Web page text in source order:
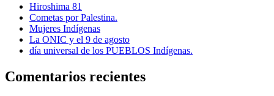
Hiroshima 81
Cometas por Palestina.
Mujeres Indígenas
La ONIC y el 9 de agosto
día universal de los PUEBLOS Indígenas.
Comentarios recientes